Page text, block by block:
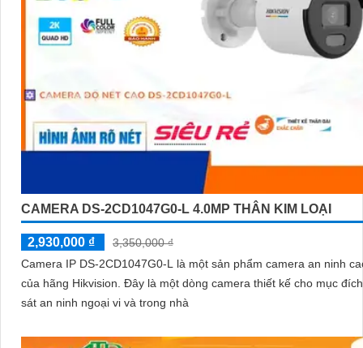
CAMERA DS-2CD1047G0-L 4.0MP THÂN KIM LOẠI
2,930,000 ₫
3,350,000 ₫
Camera IP DS-2CD1047G0-L là một sản phẩm camera an ninh
của hãng Hikvision. Đây là một dòng camera thiết kế cho mục đích giám
sát an ninh ngoại vi và trong nhà